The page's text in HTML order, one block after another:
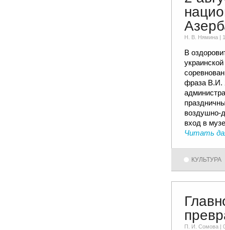
Н. В. Няминa |
В
фраза В.И.
воздушно-
вход в
Читать
КУЛЬТУРА
П. И. Сомовa |